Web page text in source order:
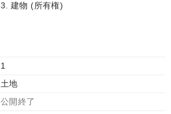
3. 建物 (所有権)
1
土地
公開終了